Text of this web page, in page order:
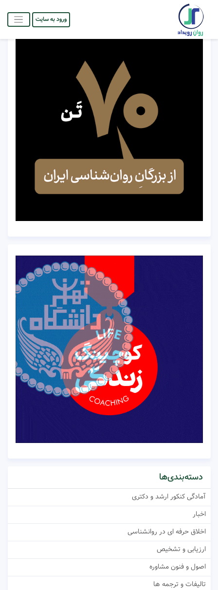
ورود به سایت
دسته‌بندی‌ها
آمادگی کنکور ارشد و دکتری
اخبار
اخلاق حرفه ای در روانشناسی
ارزیابی و تشخیص
اصول و فنون مشاوره
تالیفات و ترجمه ها